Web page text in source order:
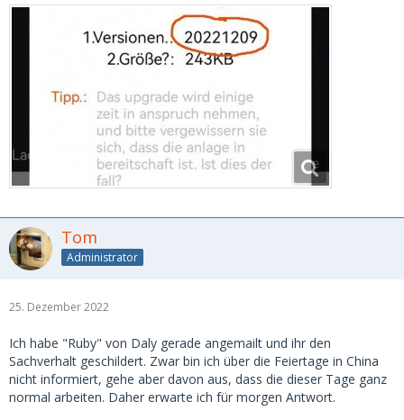
Tom
Administrator
25. Dezember 2022
Ich habe "Ruby" von Daly gerade angemailt und ihr den
Sachverhalt geschildert. Zwar bin ich über die Feiertage in China
nicht informiert, gehe aber davon aus, dass die dieser Tage ganz
normal arbeiten. Daher erwarte ich für morgen Antwort.